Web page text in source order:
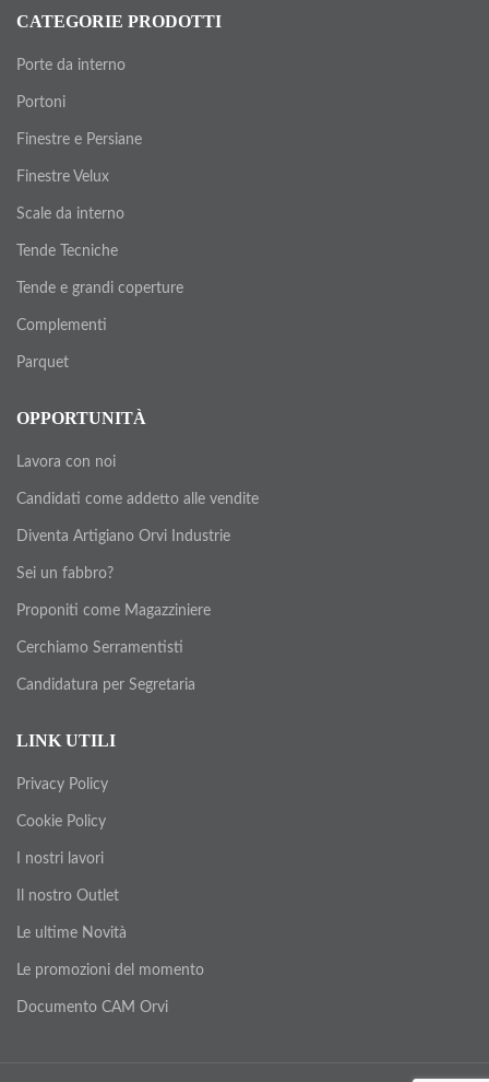
CATEGORIE PRODOTTI
Porte da interno
Portoni
Finestre e Persiane
Finestre Velux
Scale da interno
Tende Tecniche
Tende e grandi coperture
Complementi
Parquet
OPPORTUNITÀ
Lavora con noi
Candidati come addetto alle vendite
Diventa Artigiano Orvi Industrie
Sei un fabbro?
Proponiti come Magazziniere
Cerchiamo Serramentisti
Candidatura per Segretaria
LINK UTILI
Privacy Policy
Cookie Policy
I nostri lavori
Il nostro Outlet
Le ultime Novità
Le promozioni del momento
Documento CAM Orvi